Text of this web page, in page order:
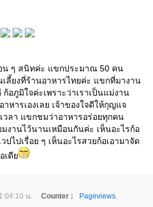
น ๆ สนิทค่ะ แขกประมาณ 50 คน
เลี้ยงที่ร้านอาหารไทยค่ะ แขกที่มางาน
อภูมิใจค่ะเพราะว่าเราเป็นแม่งาน
าหารเองเลย เจ้าของใจดีให้กุญแจ
วลา แขกชมว่าอาหารอร่อยทุกคน
งานไว้นานเหมือนกันค่ะ เห็นอะไรก้อ
ไปเรื่อย ๆ เห็นอะไรสวยก้อเอามาจัด
เดี
น. Counter :
Pageviews.